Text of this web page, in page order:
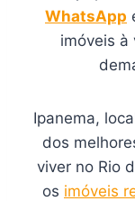
WhatsApp
imóveis à
Ipanema,
dos
viver no Rio
os imóveis